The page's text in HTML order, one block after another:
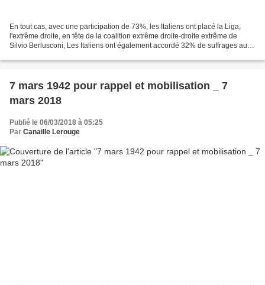
En tout cas, avec une participation de 73%, les Italiens ont placé la Liga,
l'extrême droite, en tête de la coalition extrême droite-droite extrême de
Silvio Berlusconi, Les Italiens ont également accordé 32% de suffrages au
7 mars 1942 pour rappel et mobilisation _ 7
mars 2018
Publié le 06/03/2018 à 05:25
Par Canaille Lerouge